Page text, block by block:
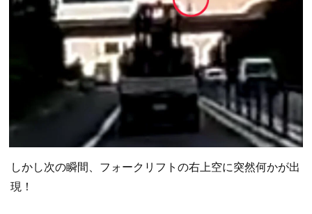
しかし次の瞬間、フォークリフトの右上空に突然何かが出
現！